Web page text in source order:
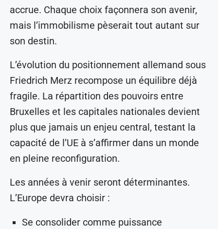
accrue. Chaque choix façonnera son avenir,
mais l’immobilisme pèserait tout autant sur
son destin.
L’évolution du positionnement allemand sous
Friedrich Merz recompose un équilibre déjà
fragile. La répartition des pouvoirs entre
Bruxelles et les capitales nationales devient
plus que jamais un enjeu central, testant la
capacité de l’UE à s’affirmer dans un monde
en pleine reconfiguration.
Les années à venir seront déterminantes.
L’Europe devra choisir :
Se consolider comme puissance